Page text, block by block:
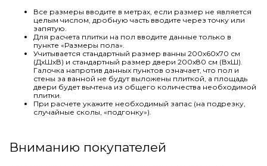
Все размеры вводите в метрах, если размер не является
целым числом, дробную часть вводите через точку или
запятую.
Для расчета плитки на пол вводите данные только в
пункте «Размеры пола».
Учитывается стандартный размер ванны 200х60х70 см
(ДхШхВ) и стандартный размер двери 200х80 см (ВхШ).
Галочка напротив данных пунктов означает, что пол и
стены за ванной не будут выложены плиткой, а площадь
двери будет вычтена из общего количества необходимой
плитки.
При расчете укажите необходимый запас (на подрезку,
случайные сколы, «подгонку»).
Вниманию покупателей